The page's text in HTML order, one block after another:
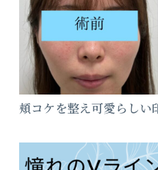
頬コケを整え可愛らしい